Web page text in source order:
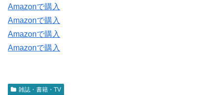
Amazonで購入
Amazonで購入
Amazonで購入
Amazonで購入
雑誌・書籍・TV